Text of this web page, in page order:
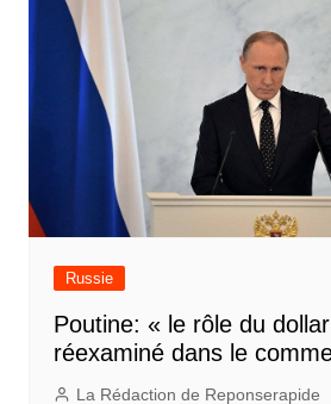
Russie
Poutine: « le rôle du
réexaminé dans le
La Rédaction de Reponserapide